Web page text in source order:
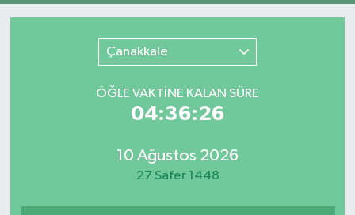
Çanakkale
ÖĞLE VAKTİNE KALAN SÜRE
04:36:26
10 Ağustos 2026
27 Safer 1448
İzmir Trafik Yoğunluk Haritası
Süper Lig Puan Durumu ve Fikstür